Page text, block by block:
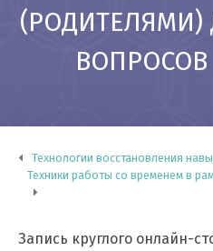
ВОПРОСОВ
Технологии восстановления
Техники работы со временем в
Запись круглого онлайн-